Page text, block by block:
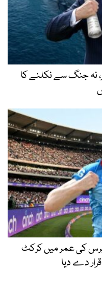
نہ جنگ سے نکلنے کا
کے فاسٹ بولر جان ٹرنر 25 برس کی عمر میں کرکٹ
دے دیا